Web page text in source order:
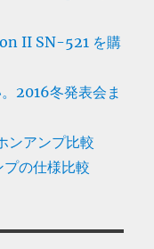
II SN-521 を購
2016冬発表会ま
ンアンプ比較
の仕様比較